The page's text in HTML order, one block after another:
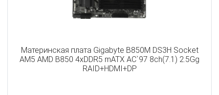
Материнская плата Gigabyte B850M DS3H Socket
AM5 AMD B850 4xDDR5 mATX AC`97 8ch(7.1) 2.5Gg
RAID+HDMI+DP